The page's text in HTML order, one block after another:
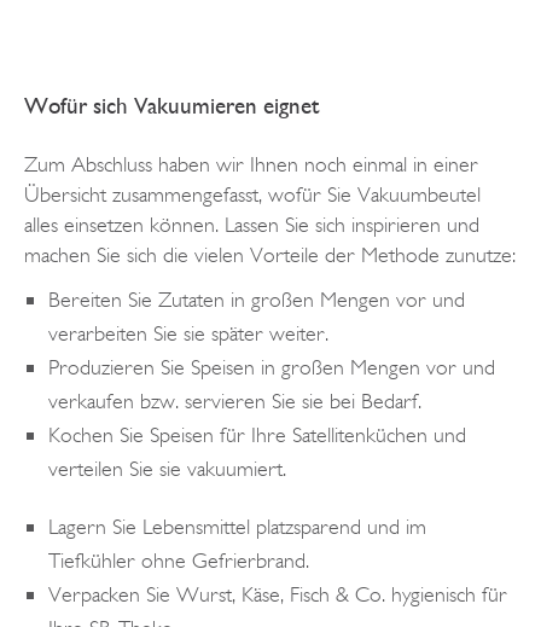
Wofür sich Vakuumieren eignet
Zum Abschluss haben wir Ihnen noch einmal in einer
Übersicht zusammengefasst, wofür Sie Vakuumbeutel
alles einsetzen können. Lassen Sie sich inspirieren und
machen Sie sich die vielen Vorteile der Methode zunutze:
Bereiten Sie Zutaten in großen Mengen vor und
verarbeiten Sie sie später weiter.
Produzieren Sie Speisen in großen Mengen vor und
verkaufen bzw. servieren Sie sie bei Bedarf.
Kochen Sie Speisen für Ihre Satellitenküchen und
verteilen Sie sie vakuumiert.
Lagern Sie Lebensmittel platzsparend und im
Tiefkühler ohne Gefrierbrand.
Verpacken Sie Wurst, Käse, Fisch & Co. hygienisch für